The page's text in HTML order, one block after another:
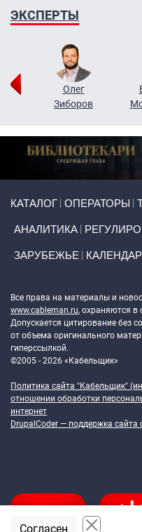
ЭКСПЕРТЫ
Олег
Зиборов
КАТАЛОГ ОПЕРАТОРЫ
АНАЛИТИКА
ЗАРУБЕЖЬЕ
Все права на материалы и
www.cableman.ru, охраняются в
Допускается цитирование без
от объема оригинального
гиперссылкой.
©2005 - 2026 «Кабельщик»
Политика сайта "Кабельщик"
отношении обработки
интернет
DrupalCoder — поддержка сайта
Согласен